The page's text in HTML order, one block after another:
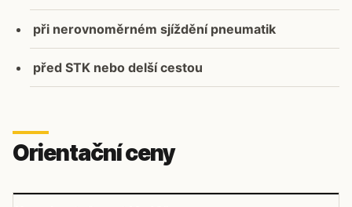
při nerovnoměrném sjíždění pneumatik
před STK nebo delší cestou
Orientační ceny